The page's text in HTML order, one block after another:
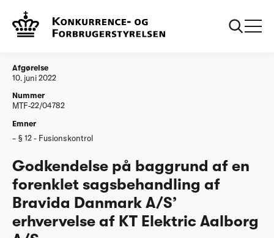
Afgørelser
forenklet sagsbehandling af Bravida Danmark
A/S’ erhvervelse af KT Elektric Aalborg A/S
Afgørelse
10. juni 2022
Nummer
MTF-22/04782
Emner
§ 12 - Fusionskontrol
Godkendelse på baggrund af en
forenklet sagsbehandling af
Bravida Danmark A/S’
erhvervelse af KT Elektric Aalborg